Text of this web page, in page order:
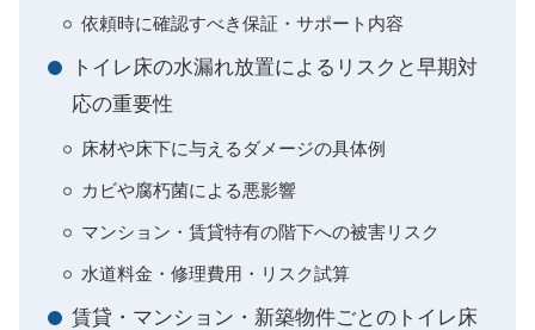
依頼時に確認すべき保証・サポート内容
トイレ床の水漏れ放置によるリスクと早期対
応の重要性
床材や床下に与えるダメージの具体例
カビや腐朽菌による悪影響
マンション・賃貸特有の階下への被害リスク
水道料金・修理費用・リスク試算
賃貸・マンション・新築物件ごとのトイレ床